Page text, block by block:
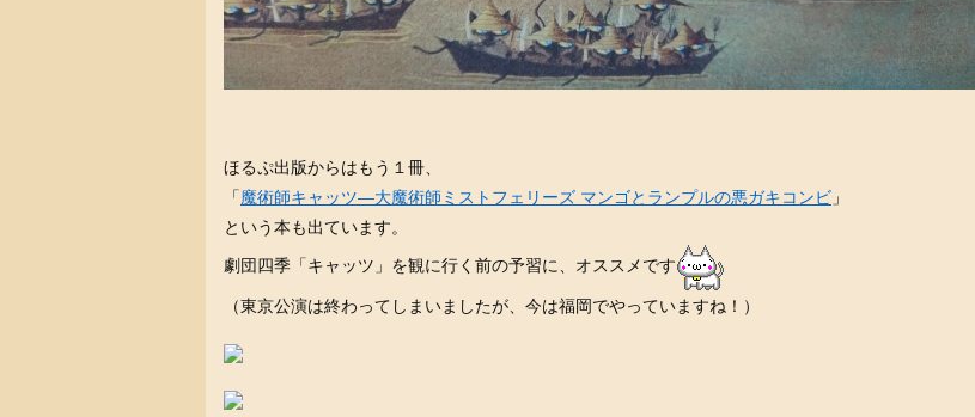
ほるぷ出版からはもう１冊、
「魔術師キャッツ―大魔術師ミストフェリーズ マンゴとランプルの悪ガキコンビ 」
という本も出ています。
劇団四季「キャッツ」を観に行く前の予習に、オススメです
（東京公演は終わってしまいましたが、今は福岡でやっていますね！）